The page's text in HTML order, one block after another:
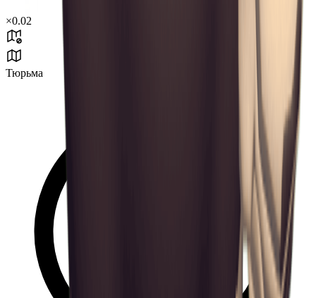
×0.02
Тюрьма